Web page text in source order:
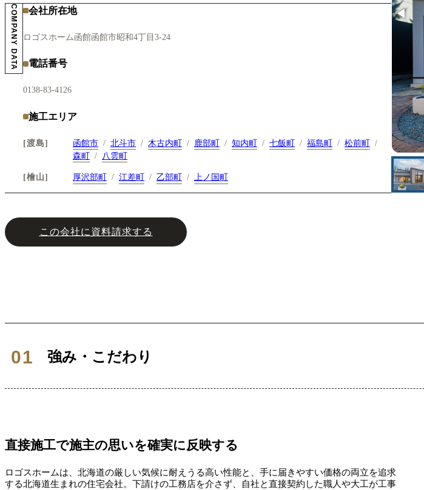
COMPANY DATA 会社所在地
ロゴスホーム函館函館市昭和4丁目3-24
電話番号
0138-83-4126
施工エリア
渡島 函館市 北斗市 木古内町 鹿部町 知内町 七飯町 福島町
松前町
森町
八雲町
檜山 厚沢部町 江差町 乙部町 上ノ国町
この会社に資料請求する
強み・こだわり
直接施工で施主の思いを確実に反映する
ロゴスホームは、北海道の厳しい気候に耐えうる高い性能と、手に届きやすい価格の両立を追求
する北海道生まれの住宅会社。下請けの工務店を介さず、自社と直接契約した職人や大工が工事